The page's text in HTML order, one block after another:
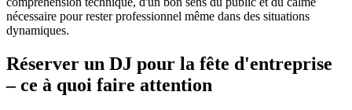
nécessaire pour rester professionnel même dans des situations
dynamiques.
Réserver un DJ pour la fête d'entreprise
– ce à quoi faire attention